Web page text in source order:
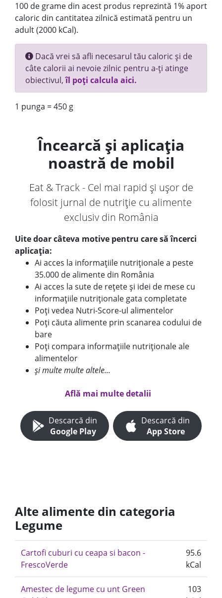
100 de grame din acest produs reprezintă 1% aport
caloric din cantitatea zilnică estimată pentru un
adult (2000 kCal).
Dacă vrei să afli necesarul tău caloric și de
câte calorii ai nevoie zilnic pentru a-ți atinge
obiectivul,îl poți calcula aici.
1 punga = 450 g
Încearcă și aplicația
noastră de mobil
Eat & Track - Cel mai rapid și ușor de
folosit jurnal de nutriție cu alimente
exclusiv din România
Uite doar câteva motive pentru care să încerci
aplicația:
Ai acces la informațiile nutriționale a peste
35.000 de alimente din România
Ai acces la sute de rețete și idei de mese cu
informațiile nutriționale gata completate
Poți vedea Nutri-Score-ul alimentelor
Poți căuta alimente prin scanarea codului de
bare
Poți compara informațiile nutriționale ale
alimentelor
și multe multe altele...
Află mai multe detalii
Descarcă din
Google Play
Descarcă din
App Store
Alte alimente din categoria
Legume
Cartofi cuburi cu ceapa si bacon -
FrescoVerde
95.6
kCal
Amestec de legume cu unt Green
103